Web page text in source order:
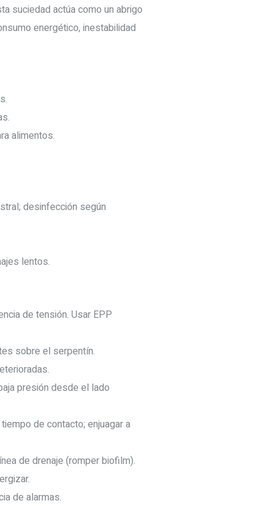
suciedad actúa como un abrigo
energético, inestabilidad
alimentos.
desinfección según
lentos.
de tensión. Usar EPP
sobre el serpentín.
presión desde el lado
de contacto; enjuagar a
de drenaje (romper biofilm).
de alarmas.